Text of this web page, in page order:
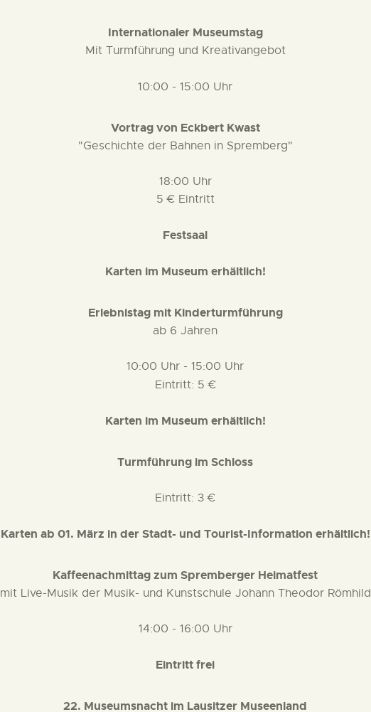
Internationaler Museumstag
Mit Turmführung und Kreativangebot
10:00 - 15:00 Uhr
Vortrag von Eckbert Kwast
"Geschichte der Bahnen in Spremberg"
18:00 Uhr
5 € Eintritt
Festsaal
Karten im Museum erhältlich!
Erlebnistag mit Kinderturmführung
ab 6 Jahren
10:00 Uhr - 15:00 Uhr
Eintritt: 5 €
Karten im Museum erhältlich!
Turmführung im Schloss
Eintritt: 3 €
Karten ab 01. März in der Stadt- und Tourist-Information erhältlich!
Kaffeenachmittag zum Spremberger Heimatfest
mit Live-Musik der Musik- und Kunstschule Johann Theodor Römhild
14:00 - 16:00 Uhr
Eintritt frei
22. Museumsnacht im Lausitzer Museenland